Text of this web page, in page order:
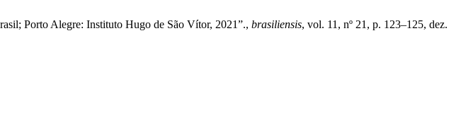
Porto Alegre: Instituto Hugo de São Vítor, 2021”., brasiliensis, vol. 11, nº 21, p. 123–125, dez.